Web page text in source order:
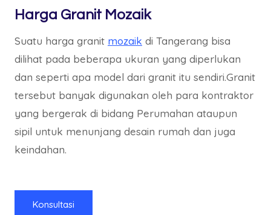
Harga Granit Mozaik
Suatu harga granit mozaik di Tangerang bisa
dilihat pada beberapa ukuran yang diperlukan
dan seperti apa model dari granit itu sendiri.Granit
tersebut banyak digunakan oleh para kontraktor
yang bergerak di bidang Perumahan ataupun
sipil untuk menunjang desain rumah dan juga
keindahan.
Konsultasi